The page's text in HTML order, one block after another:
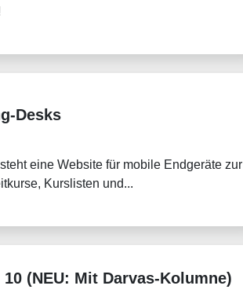
Desks
eine Website für mobile Endgeräte zur
Kurslisten und...
(NEU: Mit Darvas-Kolumne)